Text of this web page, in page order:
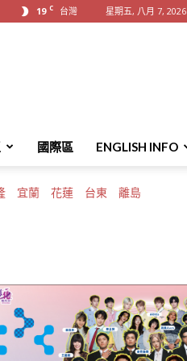
19 C 台灣 星期五, 八月 7, 2026
國際區 ENGLISH INFO
宜蘭 花蓮 台東 離島